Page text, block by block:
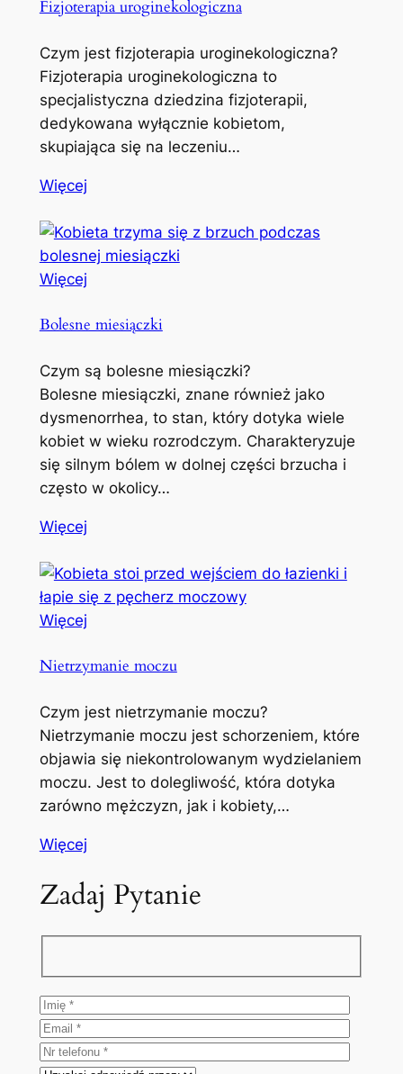
Fizjoterapia uroginekologiczna
Czym jest fizjoterapia uroginekologiczna?
Fizjoterapia uroginekologiczna to
specjalistyczna dziedzina fizjoterapii,
dedykowana wyłącznie kobietom,
skupiająca się na leczeniu…
Więcej
Więcej
Bolesne miesiączki
Czym są bolesne miesiączki?
Bolesne miesiączki, znane również jako
dysmenorrhea, to stan, który dotyka wiele
kobiet w wieku rozrodczym. Charakteryzuje
się silnym bólem w dolnej części brzucha i
często w okolicy…
Więcej
Więcej
Nietrzymanie moczu
Czym jest nietrzymanie moczu?
Nietrzymanie moczu jest schorzeniem, które
objawia się niekontrolowanym wydzielaniem
moczu. Jest to dolegliwość, która dotyka
zarówno mężczyzn, jak i kobiety,…
Więcej
Zadaj Pytanie